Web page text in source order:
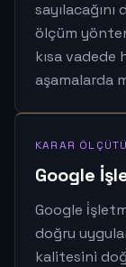
ölçüm
kısa vadede
aşamalarda
KARAR
Google
Google
doğru
kalitesini